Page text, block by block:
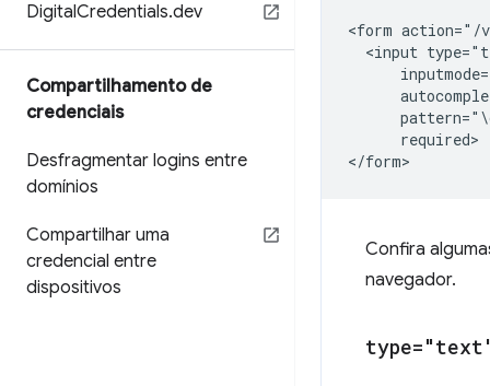
DigitalCredentials.dev
Compartilhamento de
credenciais
Desfragmentar logins entre
domínios
Compartilhar uma
credencial entre
dispositivos
<form action="/
<input
      required>
Confira
navegador.